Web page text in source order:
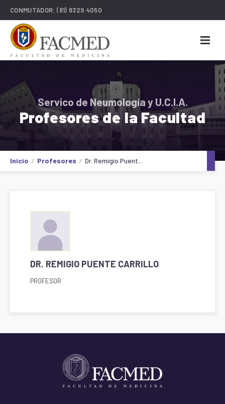
CONMUTADOR:(81) 8329 4050
Servico de Neumología y U.C.I.A.
Profesores de la Facultad
Inicio Profesores Dr. Remigio Puent...
DR. REMIGIO PUENTE CARRILLO
PROFESOR